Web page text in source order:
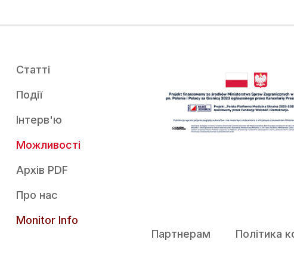
Статті
Події
Інтерв'ю
Можливості
Архів PDF
Про нас
Monitor Info
Партнерам Політика